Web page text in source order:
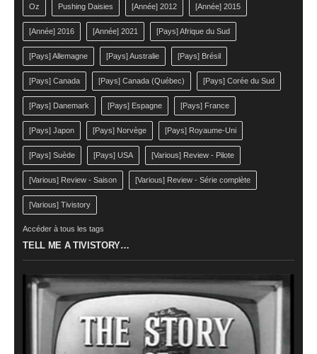
Oz Pushing Daisies [Année] 2012 [Année] 2015
[Année] 2016 [Année] 2021 [Pays] Afrique du Sud
[Pays] Allemagne [Pays] Australie [Pays] Brésil
[Pays] Canada [Pays] Canada (Québec) [Pays] Corée du Sud
[Pays] Danemark [Pays] Espagne [Pays] France
[Pays] Japon [Pays] Norvège [Pays] Royaume-Uni
[Pays] Suède [Pays] USA [Various] Review - Pilote
[Various] Review - Saison [Various] Review - Série complète
[Various] Tivistory
Accéder à tous les tags
TELL ME A TIVISTORY…